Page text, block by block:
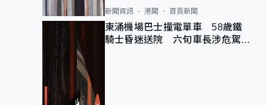
新聞資訊 港聞 首頁新聞
東涌機場巴士撞電單車 58歲鐵
騎士昏迷送院 六旬車長涉危駕被